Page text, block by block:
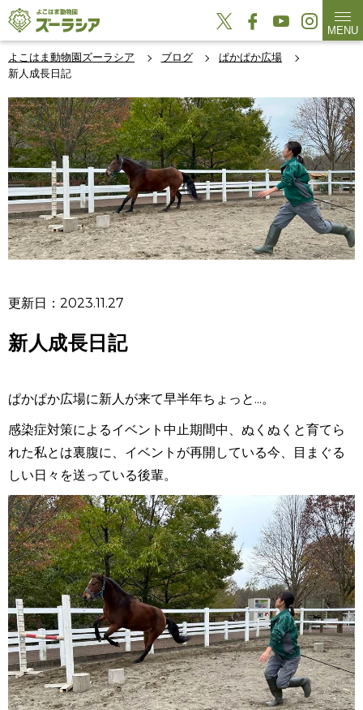
MENU
よこはま動物園ズーラシア ブログ
ぱかぱか広場
新人成長日記
更新日：2023.11.27
新人成長日記
ぱかぱか広場に新人が来て早半年ちょっと...。
感染症対策によるイベント中止期間中、ぬくぬくと育てら
れた私とは裏腹に、イベントが再開している今、目まぐる
しい日々を送っている後輩。